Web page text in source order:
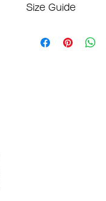
Size Guide
ウエスト(ゴム入り